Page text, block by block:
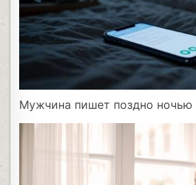
Мужчина пишет поздно ночью